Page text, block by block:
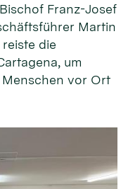
Franz-Josef
Martin
die
um
vor Ort